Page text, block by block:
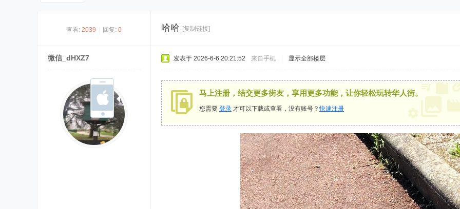
查看: 2039 回复: 0 哈哈 [复制链接]
微信_dHXZ7 发表于 2026-6-6 20:21:52 来自手机 显示全部楼层
马上注册，结交更多街友，享用更多功能，让你轻松玩转华人街。
您需要 登录 才可以下载或查看，没有账号？快速注册